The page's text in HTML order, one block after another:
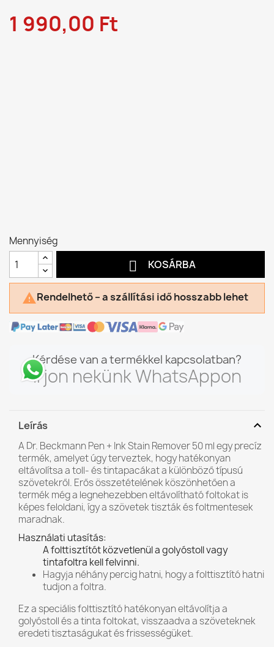
1 990,00 Ft
Mennyiség
 KOSÁRBA
Rendelhető – a szállítási idő hosszabb lehet
Kérdése van a termékkel kapcsolatban?
Írjon nekünk WhatsAppon
Leírás expand_more
A Dr. Beckmann Pen + Ink Stain Remover 50 ml egy precíz
termék, amelyet úgy terveztek, hogy hatékonyan
eltávolítsa a toll- és tintapacákat a különböző típusú
szövetekről. Erős összetételének köszönhetően a
termék még a legnehezebben eltávolítható foltokat is
képes feloldani, így a szövetek tiszták és foltmentesek
maradnak.
Használati utasítás:
A folttisztítót közvetlenül a golyóstoll vagy
tintafoltra kell felvinni.
Hagyja néhány percig hatni, hogy a folttisztító hatni
tudjon a foltra.
Ez a speciális folttisztító hatékonyan eltávolítja a
golyóstoll és a tinta foltokat, visszaadva a szöveteknek
eredeti tisztaságukat és frissességüket.